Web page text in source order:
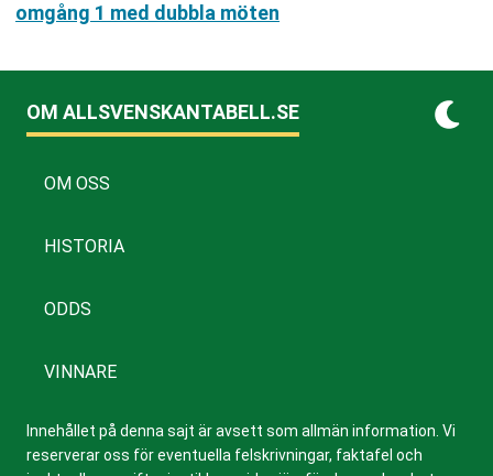
omgång 1 med dubbla möten
OM ALLSVENSKANTABELL.SE
OM OSS
HISTORIA
ODDS
VINNARE
Innehållet på denna sajt är avsett som allmän information. Vi
reserverar oss för eventuella felskrivningar, faktafel och